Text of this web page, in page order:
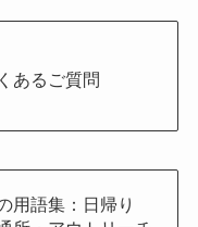
あるご質問
用語集：日帰り